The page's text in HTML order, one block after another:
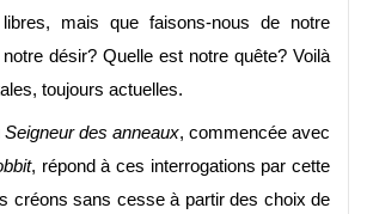
mais que faisons-nous de notre
notre désir? Quelle est notre quête? Voilà
toujours actuelles.
Seigneur des anneaux, commencée avec
, répond à ces interrogations par cette
créons sans cesse à partir des choix de